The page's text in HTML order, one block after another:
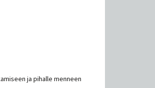
ja pihalle menneen